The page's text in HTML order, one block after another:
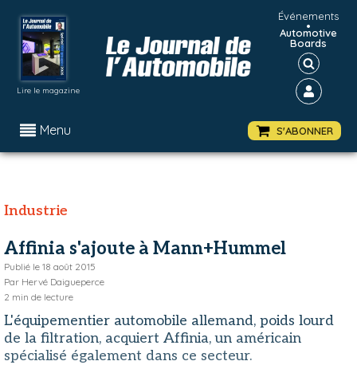
Lire le magazine
Événements
•
Automotive
Boards
Menu S'ABONNER
Industrie
Affinia s'ajoute à Mann+Hummel
Publié le 18 août 2015
Par Hervé Daigueperce
2 min de lecture
L'équipementier automobile allemand, poids lourd
de la filtration, acquiert Affinia, un américain
spécialisé également dans ce secteur.